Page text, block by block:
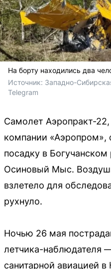
На борту находились два
Источник: Западно-
Telegram
Самолет Аэропракт-
компании
посадку в
Осиновый Мыс.
взлетело для
рухнуло.
Ночью 26 мая
летчика-наблюдателя
санитарной авиацией